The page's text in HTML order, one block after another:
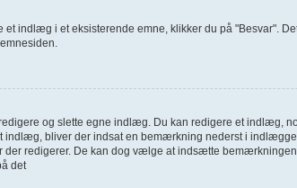
et indlæg i et eksisterende emne, klikker du på "Besvar".
og slette egne indlæg. Du kan redigere et indlæg,
bliver der indsat en bemærkning nederst i
redigerer. De kan dog vælge at indsætte
det